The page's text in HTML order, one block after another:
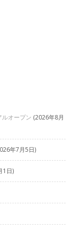
オープン (2026年8月
年7月5日)
1日)